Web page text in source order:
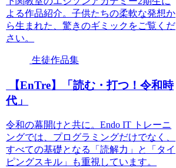
よる作品紹介。子供たちの柔軟な発想か
ら生まれた、驚きのギミックをご覧くだ
さい。
生徒作品集
【EnTre】「読む・打つ！令和時
代」
令和の幕開けと共に。Endo IT トレーニ
ングでは、プログラミングだけでなく、
すべての基礎となる「読解力」と「タイ
ピングスキル」も重視しています。